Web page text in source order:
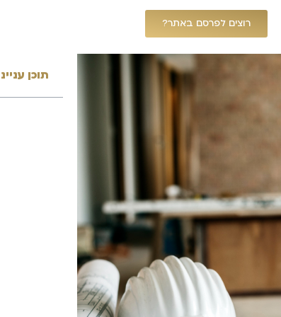
רוצים לפרסם באתר?
תוכן